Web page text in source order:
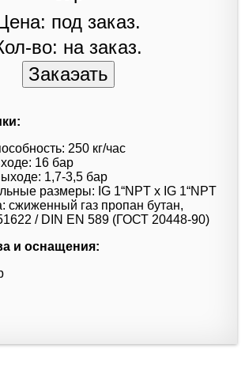
под заказ.
во: на заказ.
250 кг/час
16 бар
1,7-3,5 бар
размеры: IG 1“NPT x IG 1“NPT
сжиженный газ пропан бутан,
/ DIN EN 589 (ГОСТ 20448-90)
и оснащения: